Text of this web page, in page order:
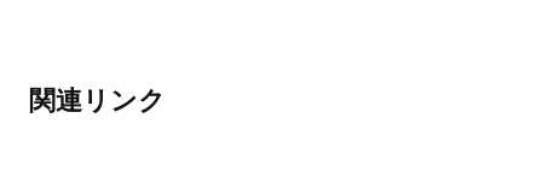
関連リンク